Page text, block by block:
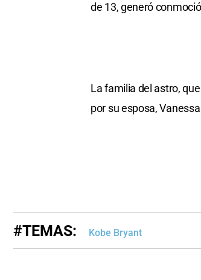
de 13, generó
La familia del astro,
por su esposa,
#TEMAS: Kobe Bryant